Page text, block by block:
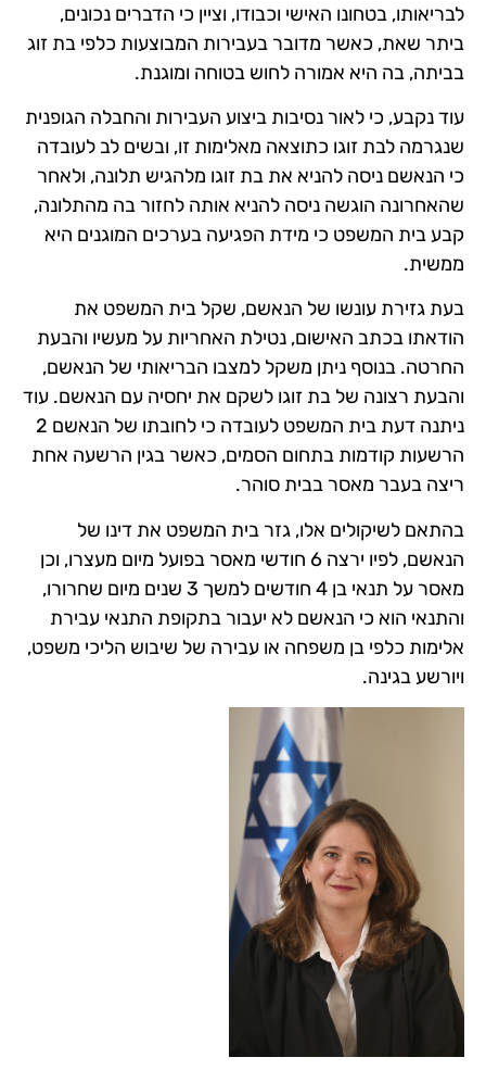
לבריאותו, בטחונו האישי וכבודו, וציין כי הדברים נכונים,
ביתר שאת, כאשר מדובר בעבירות המבוצעות כלפי בת זוג
בביתה, בה היא אמורה לחוש בטוחה ומוגנת.
עוד נקבע, כי לאור נסיבות ביצוע העבירות והחבלה הגופנית
שנגרמה לבת זוגו כתוצאה מאלימות זו, ובשים לב לעובדה
כי הנאשם ניסה להניא את בת זוגו מלהגיש תלונה, ולאחר
שהאחרונה הוגשה ניסה להניא אותה לחזור בה מהתלונה,
קבע בית המשפט כי מידת הפגיעה בערכים המוגנים היא
ממשית.
בעת גזירת עונשו של הנאשם, שקל בית המשפט את
הודאתו בכתב האישום, נטילת האחריות על מעשיו והבעת
החרטה. בנוסף ניתן משקל למצבו הבריאותי של הנאשם,
והבעת רצונה של בת זוגו לשקם את יחסיה עם הנאשם. עוד
ניתנה דעת בית המשפט לעובדה כי לחובתו של הנאשם 2
הרשעות קודמות בתחום הסמים, כאשר בגין הרשעה אחת
ריצה בעבר מאסר בבית סוהר.
בהתאם לשיקולים אלו, גזר בית המשפט את דינו של
הנאשם, לפיו ירצה 6 חודשי מאסר בפועל מיום מעצרו, וכן
מאסר על תנאי בן 4 חודשים למשך 3 שנים מיום שחרורו,
והתנאי הוא כי הנאשם לא יעבור בתקופת התנאי עבירת
אלימות כלפי בן משפחה או עבירה של שיבוש הליכי משפט,
ויורשע בגינה.